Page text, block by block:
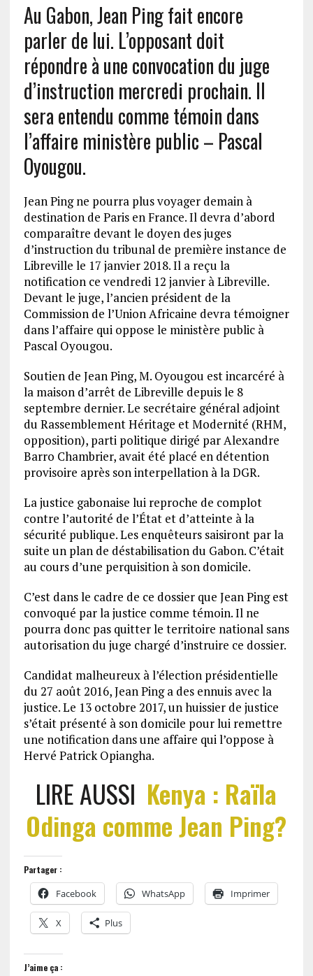
Au Gabon, Jean Ping fait encore
parler de lui. L’opposant doit
répondre à une convocation du juge
d’instruction mercredi prochain. Il
sera entendu comme témoin dans
l’affaire ministère public – Pascal
Oyougou.
Jean Ping ne pourra plus voyager demain à
destination de Paris en France. Il devra d’abord
comparaître devant le doyen des juges
d’instruction du tribunal de première instance de
Libreville le 17 janvier 2018. Il a reçu la
notification ce vendredi 12 janvier à Libreville.
Devant le juge, l’ancien président de la
Commission de l’Union Africaine devra témoigner
dans l’affaire qui oppose le ministère public à
Pascal Oyougou.
Soutien de Jean Ping, M. Oyougou est incarcéré à
la maison d’arrêt de Libreville depuis le 8
septembre dernier. Le secrétaire général adjoint
du Rassemblement Héritage et Modernité (RHM,
opposition), parti politique dirigé par Alexandre
Barro Chambrier, avait été placé en détention
provisoire après son interpellation à la DGR.
La justice gabonaise lui reproche de complot
contre l’autorité de l’État et d’atteinte à la
sécurité publique. Les enquêteurs saisiront par la
suite un plan de déstabilisation du Gabon. C’était
au cours d’une perquisition à son domicile.
C’est dans le cadre de ce dossier que Jean Ping est
convoqué par la justice comme témoin. Il ne
pourra donc pas quitter le territoire national sans
autorisation du juge chargé d’instruire ce dossier.
Candidat malheureux à l’élection présidentielle
du 27 août 2016, Jean Ping a des ennuis avec la
justice. Le 13 octobre 2017, un huissier de justice
s’était présenté à son domicile pour lui remettre
une notification dans une affaire qui l’oppose à
Hervé Patrick Opiangha.
LIRE AUSSI Kenya : Raïla
Odinga comme Jean Ping?
Partager :
Facebook WhatsApp Imprimer
X Plus
J’aime ça :